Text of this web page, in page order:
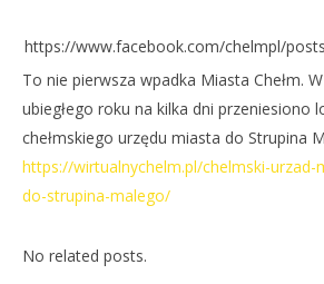
https://www.facebook.com/chelmpl/
To nie pierwsza wpadka Miasta Chełm.
ubiegłego roku na kilka dni przeniesiono
chełmskiego urzędu miasta do Strupina
https://wirtualnychelm.pl/chelmski-urzad-
do-strupina-malego/
No related posts.